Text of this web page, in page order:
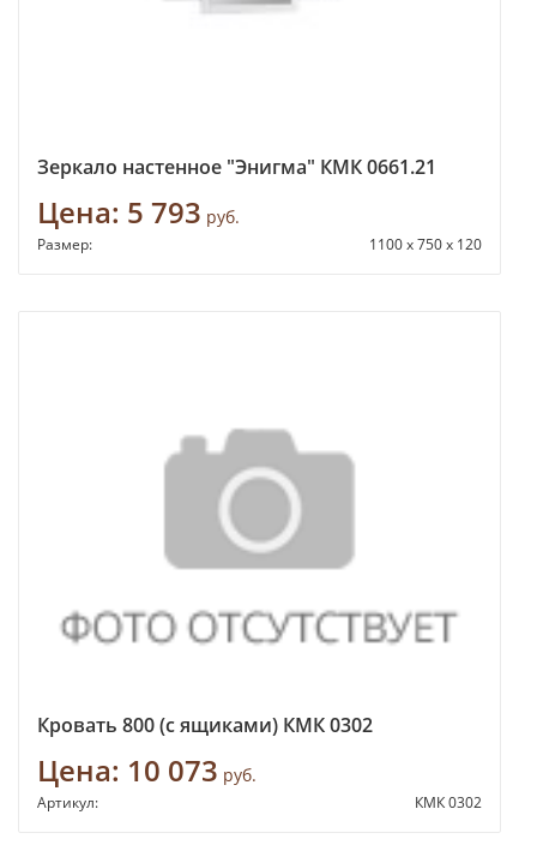
Зеркало настенное "Энигма" КМК 0661.21
Цена: 5 793 руб.
Размер: 1100 x 750 x 120
Кровать 800 (с ящиками) КМК 0302
Цена: 10 073 руб.
Артикул: КМК 0302